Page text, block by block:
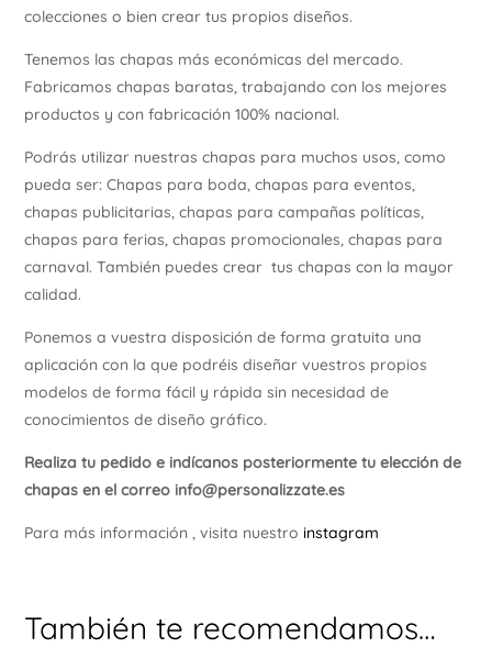
colecciones o bien crear tus propios diseños.
Tenemos las chapas más económicas del mercado.
Fabricamos chapas baratas, trabajando con los mejores
productos y con fabricación 100% nacional.
Podrás utilizar nuestras chapas para muchos usos, como
pueda ser: Chapas para boda, chapas para eventos,
chapas publicitarias, chapas para campañas políticas,
chapas para ferias, chapas promocionales, chapas para
carnaval. También puedes crear tus chapas con la mayor
calidad.
Ponemos a vuestra disposición de forma gratuita una
aplicación con la que podréis diseñar vuestros propios
modelos de forma fácil y rápida sin necesidad de
conocimientos de diseño gráfico.
Realiza tu pedido e indícanos posteriormente tu elección de
chapas en el correo info@personalizzate.es
Para más información , visita nuestro instagram
También te recomendamos…